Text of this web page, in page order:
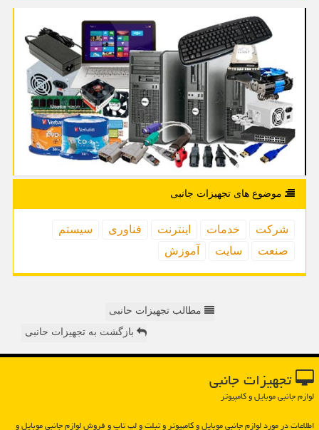
موضوع های تجهیزات جانبی
شركت خدمات اینترنت فناوری
سیستم
صنعت
سایت آموزش
مطالب تجهیزات حانبی
بازگشت به تجهیزات حانبی
تجهیزات جانبی
لوازم جانبی موبایل و کامپیوتر
اطلاعات در مورد لوازم جانبی موبایل و كامپیوتر و تبلت و لپ تاپ و فروش لوازم جانبی موبایل و